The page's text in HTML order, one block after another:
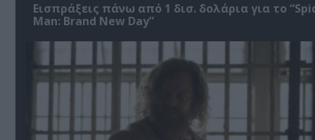
Εισπράξεις πάνω από 1 δισ. δολάρια για το
Man: Brand New Day”